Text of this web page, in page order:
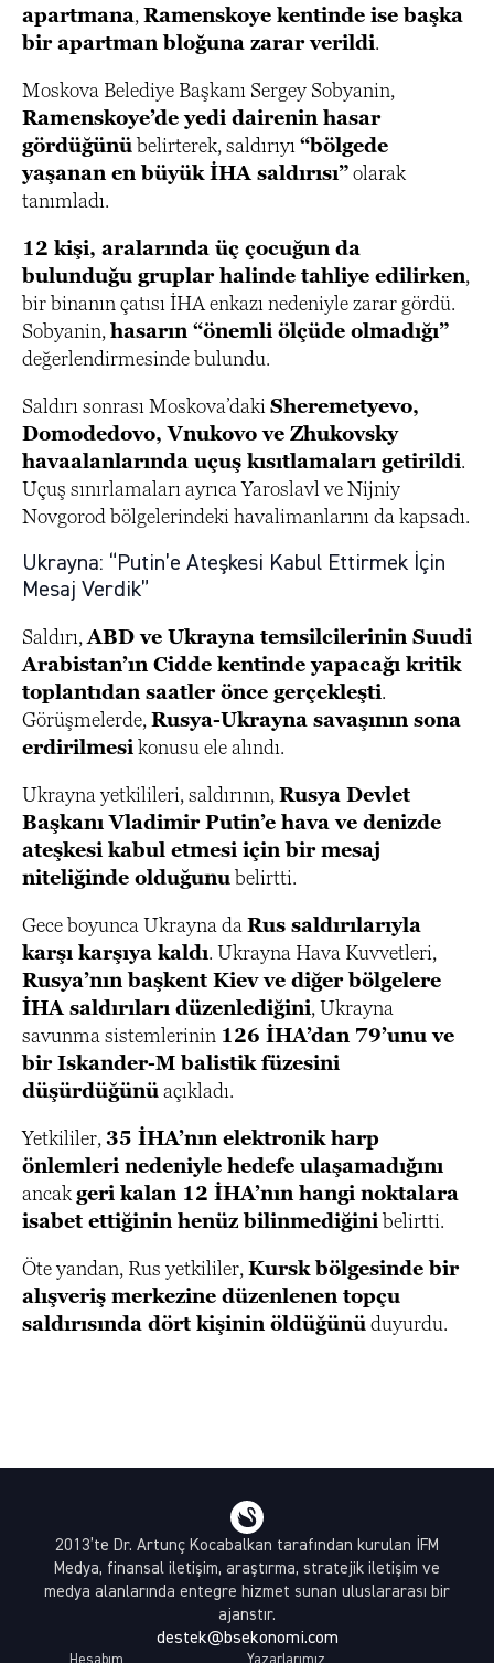
apartmana, Ramenskoye kentinde ise başka
bir apartman bloğuna zarar verildi.
Moskova Belediye Başkanı Sergey Sobyanin,
Ramenskoye’de yedi dairenin hasar
gördüğünübelirterek, saldırıyı “bölgede
yaşanan en büyük İHA saldırısı”olarak
tanımladı.
12 kişi, aralarında üç çocuğun da
bulunduğu gruplar halinde tahliye edilirken,
bir binanın çatısı İHA enkazı nedeniyle zarar gördü.
Sobyanin, hasarın “önemli ölçüde olmadığı”
değerlendirmesinde bulundu.
Saldırı sonrası Moskova’daki Sheremetyevo,
Domodedovo, Vnukovo ve Zhukovsky
havaalanlarında uçuş kısıtlamaları getirildi.
Uçuş sınırlamaları ayrıca Yaroslavl ve Nijniy
Novgorod bölgelerindeki havalimanlarını da kapsadı.
Ukrayna: “Putin’e Ateşkesi Kabul Ettirmek İçin
Mesaj Verdik”
Saldırı, ABD ve Ukrayna temsilcilerinin Suudi
Arabistan’ın Cidde kentinde yapacağı kritik
toplantıdan saatler önce gerçekleşti.
Görüşmelerde, Rusya-Ukrayna savaşının sona
erdirilmesi konusu ele alındı.
Ukrayna yetkilileri, saldırının, Rusya Devlet
Başkanı Vladimir Putin’e hava ve denizde
ateşkesi kabul etmesi için bir mesaj
niteliğinde olduğunubelirtti.
Gece boyunca Ukrayna da Rus saldırılarıyla
karşı karşıya kaldı. Ukrayna Hava Kuvvetleri,
Rusya’nın başkent Kiev ve diğer bölgelere
İHA saldırıları düzenlediğini, Ukrayna
savunma sistemlerinin 126 İHA’dan 79’unu ve
bir Iskander-M balistik füzesini
düşürdüğünüaçıkladı.
Yetkililer, 35 İHA’nın elektronik harp
önlemleri nedeniyle hedefe ulaşamadığını
ancakgeri kalan 12 İHA’nın hangi noktalara
isabet ettiğinin henüz bilinmediğini belirtti.
Öte yandan, Rus yetkililer, Kursk bölgesinde bir
alışveriş merkezine düzenlenen topçu
saldırısında dört kişinin öldüğünüduyurdu.
2013’te Dr. Artunç Kocabalkan tarafından kurulan İFM
Medya, finansal iletişim, araştırma, stratejik iletişim ve
medya alanlarında entegre hizmet sunan uluslararası bir
ajanstır.
destek@bsekonomi.com
Hesabım Yazarlarımız